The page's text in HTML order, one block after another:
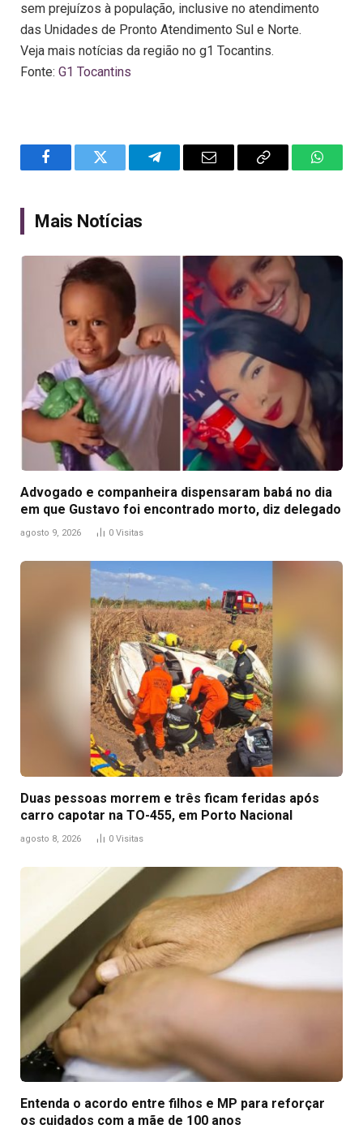
sem prejuízos à população, inclusive no atendimento
das Unidades de Pronto Atendimento Sul e Norte.
Veja mais notícias da região no g1 Tocantins.
Fonte: G1 Tocantins
FacebookTwitter TelegramEmail
Copy
Mais Notícias
Advogado e companheira dispensaram babá no dia
em que Gustavo foi encontrado morto, diz delegado
agosto 9, 2026 0 Visitas
Duas pessoas morrem e três ficam feridas após
carro capotar na TO-455, em Porto Nacional
agosto 8, 2026 0 Visitas
Entenda o acordo entre filhos e MP para reforçar
os cuidados com a mãe de 100 anos